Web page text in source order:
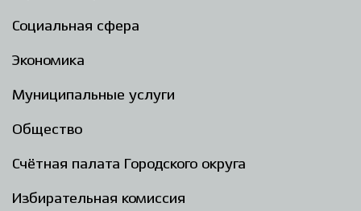
Социальная сфера
Экономика
Муниципальные услуги
Общество
Счётная палата Городского округа
Избирательная комиссия